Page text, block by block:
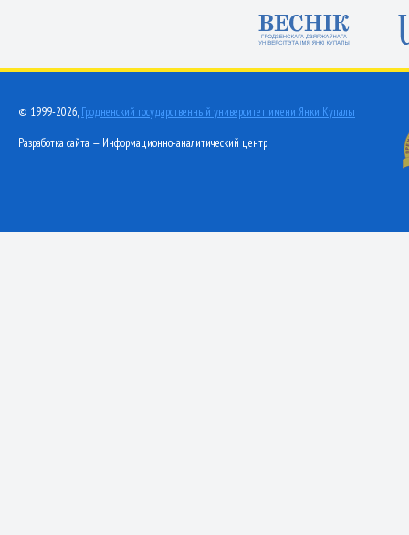
© 1999-2026, Гродненский государственный университет имени Янки Купалы
Разработка сайта — Информационно-аналитический центр